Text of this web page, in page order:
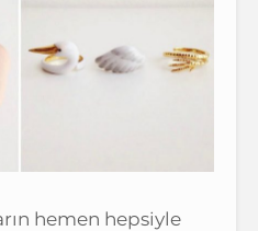
hemen hepsiyle